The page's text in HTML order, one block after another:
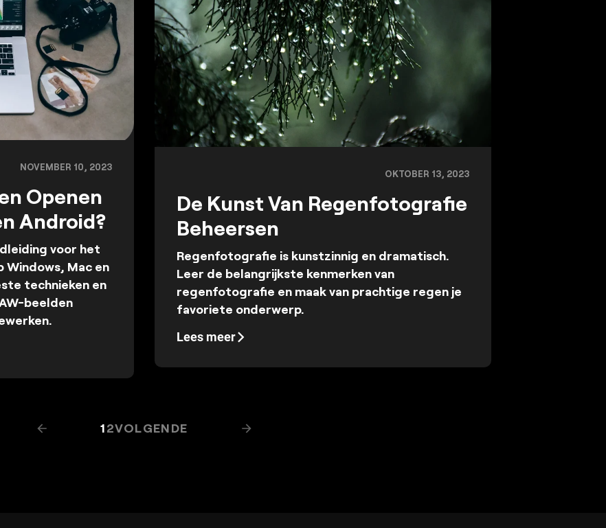
NOVEMBER 10, 2023
Openen
Android?
voor het
Windows, Mac en
technieken en
beelden
OKTOBER 13, 2023
De Kunst Van Regenfotografie
Beheersen
Regenfotografie is kunstzinnig en dramatisch.
Leer de belangrijkste kenmerken van
regenfotografie en maak van prachtige regen je
favoriete onderwerp.
Lees meer
12VOLGENDE